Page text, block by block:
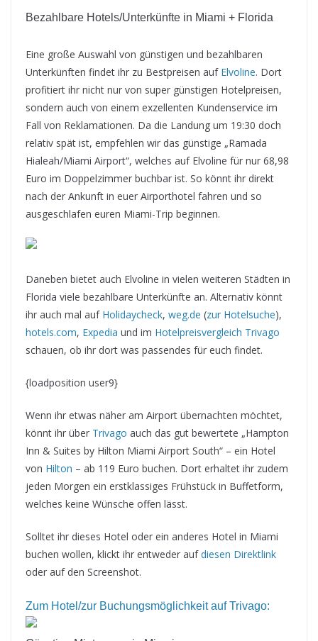
Bezahlbare Hotels/Unterkünfte in Miami + Florida
Eine große Auswahl von günstigen und bezahlbaren
Unterkünften findet ihr zu Bestpreisen auf Elvoline. Dort
profitiert ihr nicht nur von super günstigen Hotelpreisen,
sondern auch von einem exzellenten Kundenservice im
Fall von Reklamationen. Da die Landung um 19:30 doch
relativ spät ist, empfehlen wir das günstige „Ramada
Hialeah/Miami Airport“, welches auf Elvoline für nur 68,98
Euro im Doppelzimmer buchbar ist. So könnt ihr direkt
nach der Ankunft in euer Airporthotel fahren und so
ausgeschlafen euren Miami-Trip beginnen.
Daneben bietet auch Elvoline in vielen weiteren Städten in
Florida viele bezahlbare Unterkünfte an. Alternativ könnt
ihr auch mal auf Holidaycheck, weg.de (zur Hotelsuche),
hotels.com, Expedia und im Hotelpreisvergleich Trivago
schauen, ob ihr dort was passendes für euch findet.
{loadposition user9}
Wenn ihr etwas näher am Airport übernachten möchtet,
könnt ihr über Trivago auch das gut bewertete „Hampton
Inn & Suites by Hilton Miami Airport South“ – ein Hotel
von Hilton – ab 119 Euro buchen. Dort erhaltet ihr zudem
jeden Morgen ein erstklassiges Frühstück in Buffetform,
welches keine Wünsche offen lässt.
Solltet ihr dieses Hotel oder ein anderes Hotel in Miami
buchen wollen, klickt ihr entweder aufdiesen Direktlink
oder auf den Screenshot.
Zum Hotel/zur Buchungsmöglichkeit auf Trivago: